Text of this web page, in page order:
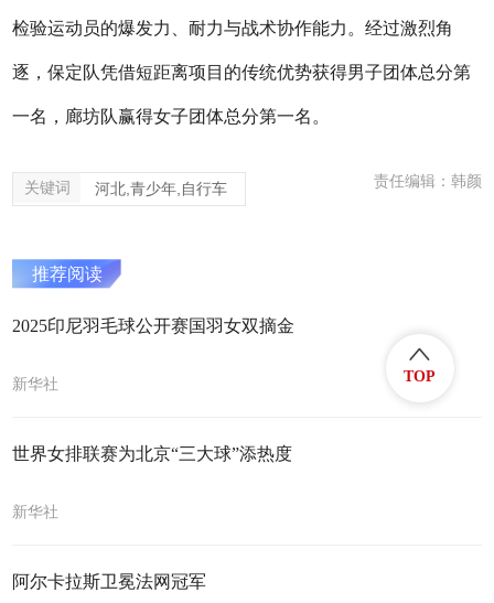
检验运动员的爆发力、耐力与战术协作能力。经过激烈角
逐，保定队凭借短距离项目的传统优势获得男子团体总分第
一名，廊坊队赢得女子团体总分第一名。
关键词 河北,青少年,自行车 责任编辑：韩颜
推荐阅读
2025印尼羽毛球公开赛国羽女双摘金
新华社
世界女排联赛为北京“三大球”添热度
新华社
阿尔卡拉斯卫冕法网冠军
TOP